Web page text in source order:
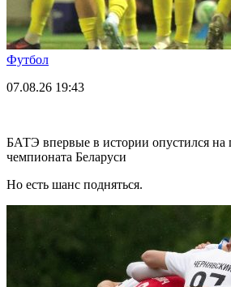
Футбол
07.08.26 19:43
БАТЭ впервые в истории опустился на
чемпионата Беларуси
Но есть шанс подняться.